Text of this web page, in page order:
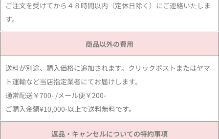
ご注文を受けてから４８時間以内（定休日除く）にご連絡いたしま
す。
商品以外の費用
送料が別途、購入価格に追加されます。クリックポストまたはヤマ
ト運輸など当店指定業者にてお届けします。
通常配送￥700- /メール便￥200-
ご購入金額¥10,000-以上で送料無料です。
返品・キャンセルについての特約事項